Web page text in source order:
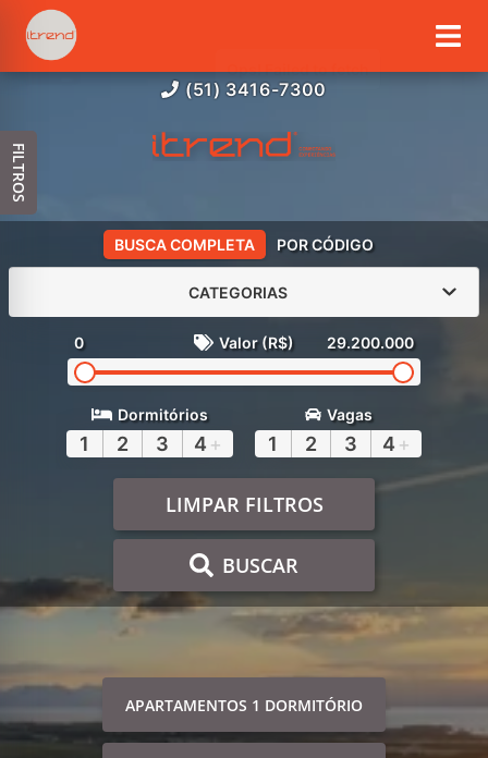
(51) 3416-7300
BUSCA COMPLETA POR CÓDIGO
CATEGORIAS
0 Valor (R$) 29.200.000
Dormitórios
1 2 3 4 +
Vagas
1 2 3 4 +
LIMPAR FILTROS
BUSCAR
APARTAMENTOS 1 DORMITÓRIO
FILTROS